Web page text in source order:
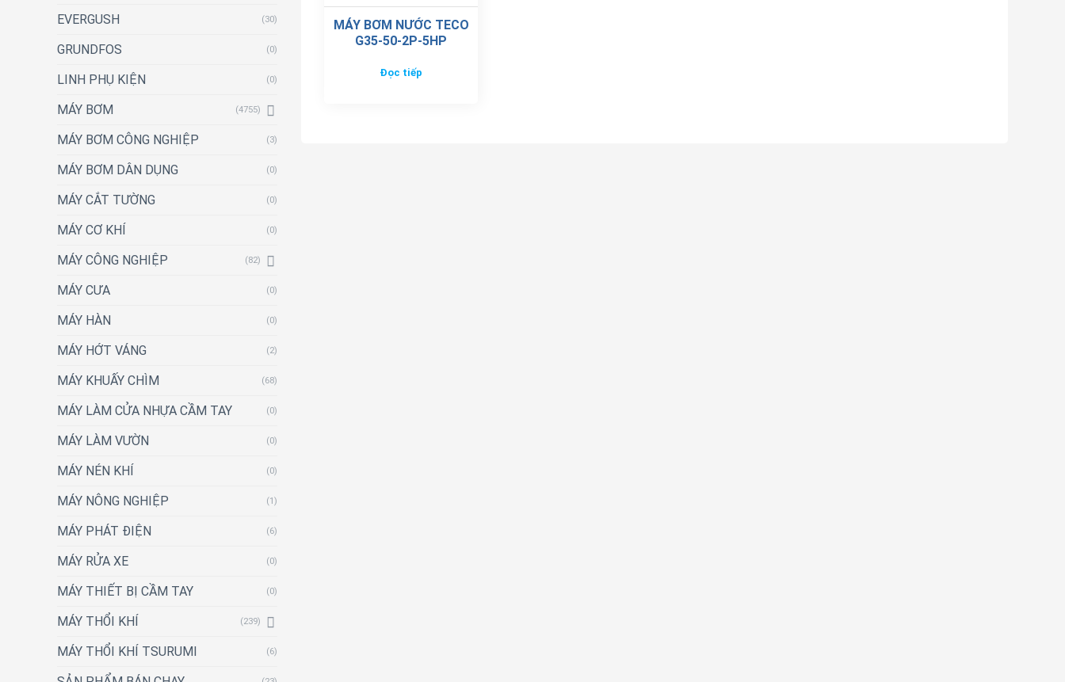
EVERGUSH (30)
GRUNDFOS (0)
LINH PHỤ KIỆN (0)
MÁY BƠM (4755)
MÁY BƠM CÔNG NGHIỆP (3)
MÁY BƠM DÂN DỤNG (0)
MÁY CẮT TƯỜNG (0)
MÁY CƠ KHÍ (0)
MÁY CÔNG NGHIỆP (82)
MÁY CƯA (0)
MÁY HÀN (0)
MÁY HỚT VÁNG (2)
MÁY KHUẤY CHÌM (68)
MÁY LÀM CỬA NHỰA CẦM TAY (0)
MÁY LÀM VƯỜN (0)
MÁY NÉN KHÍ (0)
MÁY NÔNG NGHIỆP (1)
MÁY PHÁT ĐIỆN (6)
MÁY RỬA XE (0)
MÁY THIẾT BỊ CẦM TAY (0)
MÁY THỔI KHÍ (239)
MÁY THỔI KHÍ TSURUMI (6)
MÁY BƠM NƯỚC TECO
G35-50-2P-5HP
Đọc tiếp